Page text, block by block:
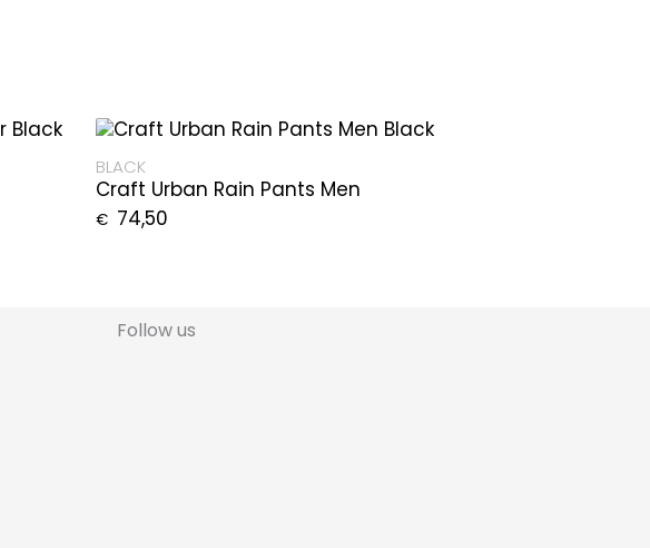
BLACK
Craft Urban Rain Pants Men
€ 74,50
Follow us